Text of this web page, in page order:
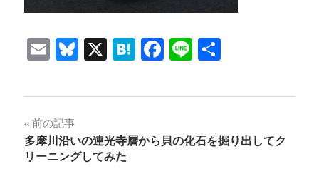
EmailBluesky
X Hatena
Facebook
Line
投
稿
前の記事
多摩川沿いの連光寺層から貝の化石を掘り出してク
リーニングしてみた